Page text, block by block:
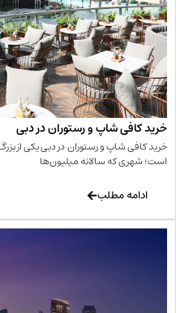
شاپ و رستوران در دبی
و رستوران در دبی یکی از بزرگ‌ترین بازارهای
سالانه میلیون‌ها